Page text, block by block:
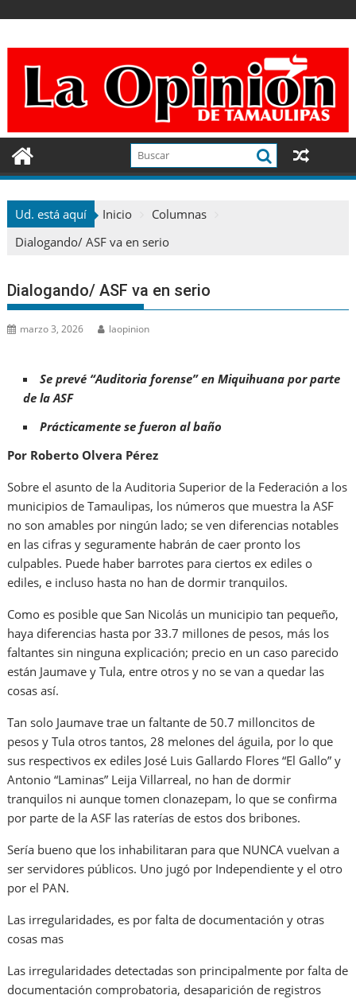
contenido
Ud. está aquí Inicio
Columnas
Dialogando/ ASF va en serio
Dialogando/ ASF va en serio
marzo 3, 2026 laopinion
Se prevé “Auditoria forense” en Miquihuana por parte
de la ASF
Prácticamente se fueron al baño
Por Roberto Olvera Pérez
Sobre el asunto de la Auditoria Superior de la Federación a los
municipios de Tamaulipas, los números que muestra la ASF
no son amables por ningún lado; se ven diferencias notables
en las cifras y seguramente habrán de caer pronto los
culpables. Puede haber barrotes para ciertos ex ediles o
ediles, e incluso hasta no han de dormir tranquilos.
Como es posible que San Nicolás un municipio tan pequeño,
haya diferencias hasta por 33.7 millones de pesos, más los
faltantes sin ninguna explicación; precio en un caso parecido
están Jaumave y Tula, entre otros y no se van a quedar las
cosas así.
Tan solo Jaumave trae un faltante de 50.7 milloncitos de
pesos y Tula otros tantos, 28 melones del águila, por lo que
sus respectivos ex ediles José Luis Gallardo Flores “El Gallo” y
Antonio “Laminas” Leija Villarreal, no han de dormir
tranquilos ni aunque tomen clonazepam, lo que se confirma
por parte de la ASF las raterías de estos dos bribones.
Sería bueno que los inhabilitaran para que NUNCA vuelvan a
ser servidores públicos. Uno jugó por Independiente y el otro
por el PAN.
Las irregularidades, es por falta de documentación y otras
cosas mas
Las irregularidades detectadas son principalmente por falta de
documentación comprobatoria, desaparición de registros